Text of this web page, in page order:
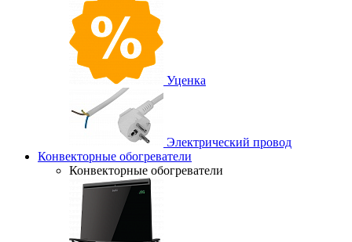
Уценка
Электрический провод
Конвекторные обогреватели
Конвекторные обогреватели